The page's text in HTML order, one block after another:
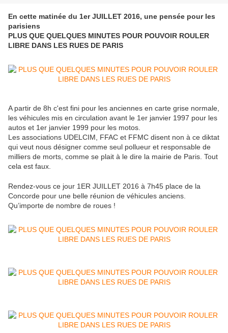
En cette matinée du 1er JUILLET 2016, une pensée pour les
parisiens
PLUS QUE QUELQUES MINUTES POUR POUVOIR ROULER
LIBRE DANS LES RUES DE PARIS
A partir de 8h c'est fini pour les anciennes en carte grise normale,
les véhicules mis en circulation avant le 1er janvier 1997 pour les
autos et 1er janvier 1999 pour les motos.
Les associations UDELCIM, FFAC et FFMC disent non à ce diktat
qui veut nous désigner comme seul pollueur et responsable de
milliers de morts, comme se plait à le dire la mairie de Paris. Tout
cela est faux.
Rendez-vous ce jour 1ER JUILLET 2016 à 7h45 place de la
Concorde pour une belle réunion de véhicules anciens.
Qu’importe de nombre de roues !